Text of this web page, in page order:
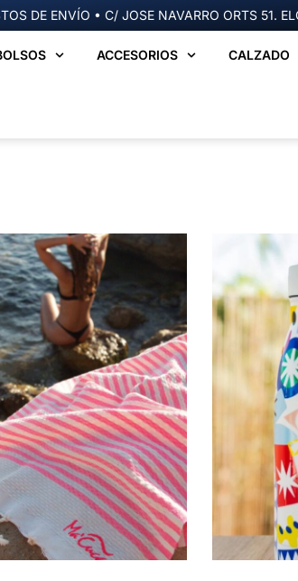
DE ENVÍO • C/ JOSE NAVARRO ORTS 51.
ACCESORIOS CALZADO